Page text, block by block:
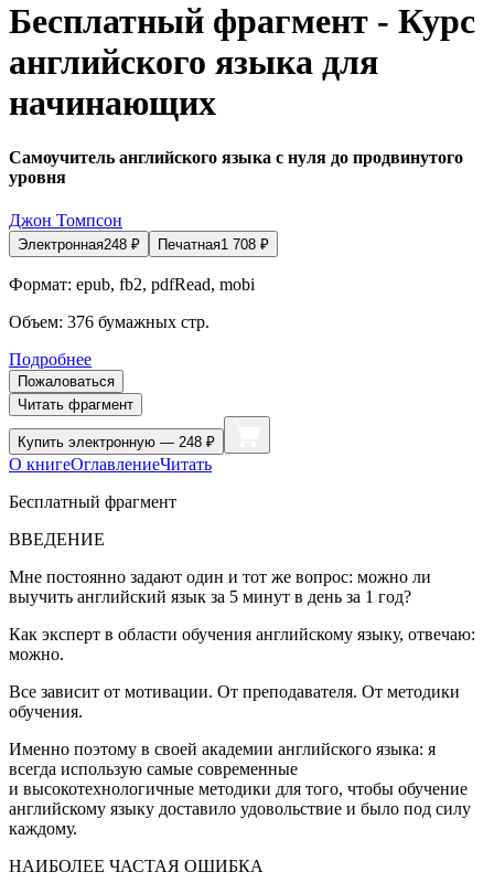
Бесплатный фрагмент - Курс
английского языка для
начинающих
Самоучитель английского языка с нуля до продвинутого
уровня
Джон Томпсон
Электронная248 ₽ Печатная1 708 ₽
Формат: epub, fb2, pdfRead, mobi
Объем: 376 бумажных стр.
Подробнее
Пожаловаться
Читать фрагмент
Купить электронную — 248 ₽
О книгеОглавлениеЧитать
Бесплатный фрагмент
ВВЕДЕНИЕ
Мне постоянно задают один и тот же вопрос: можно ли
выучить английский язык за 5 минут в день за 1 год?
Как эксперт в области обучения английскому языку, отвечаю:
можно.
Все зависит от мотивации. От преподавателя. От методики
обучения.
Именно поэтому в своей академии английского языка: я
всегда использую самые современные
и высокотехнологичные методики для того, чтобы обучение
английскому языку доставило удовольствие и было под силу
каждому.
НАИБОЛЕЕ ЧАСТАЯ ОШИБКА